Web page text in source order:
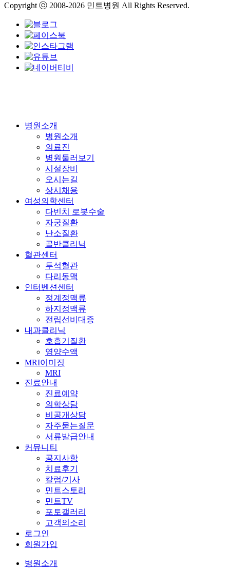
Copyright ⓒ 2008-2026 민트병원 All Rights Reserved.
Close
병원소개
병원소개
의료진
병원둘러보기
시설장비
오시는길
상시채용
여성의학센터
다빈치 로봇수술
자궁질환
난소질환
골반클리닉
혈관센터
투석혈관
다리동맥
인터벤션센터
정계정맥류
하지정맥류
전립선비대증
내과클리닉
호흡기질환
영양수액
MRI이미징
MRI
진료안내
진료예약
의학상담
비공개상담
자주묻는질문
서류발급안내
커뮤니티
공지사항
치료후기
칼럼/기사
민트스토리
민트TV
포토갤러리
고객의소리
로그인
회원가입
병원소개